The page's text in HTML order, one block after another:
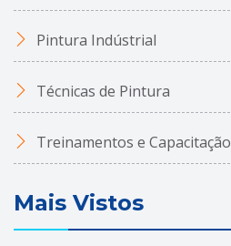
Pintura Indústrial
Técnicas de Pintura
Treinamentos e Capacitação
Mais Vistos